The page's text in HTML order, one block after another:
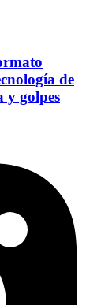
de
y golpes